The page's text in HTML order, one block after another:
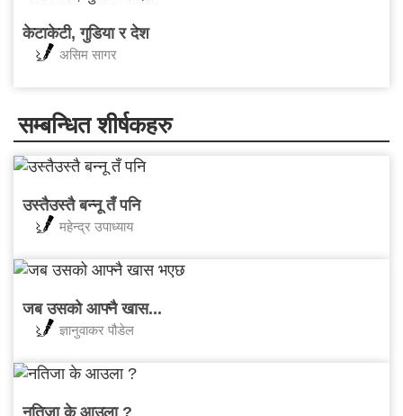
केटाकेटी, गुडिया र देश
असिम सागर
सम्बन्धित शीर्षकहरु
उस्तैउस्तै बन्नू तँ पनि
महेन्द्र उपाध्याय
जब उसको आफ्नै खास...
ज्ञानुवाकर पौडेल
नतिजा के आउला ?